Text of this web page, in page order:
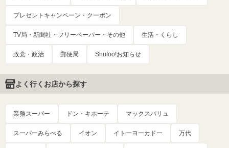
プレゼントキャンペーン・クーポン
TV局・新聞社・フリーペーパー・その他 生活・くらし
政党・政治 郵便局 Shufoo!お知らせ
よく行くお店から探す
業務スーパー ドン・キホーテ マックスバリュ
スーパーみらべる イオン イトーヨーカドー 万代